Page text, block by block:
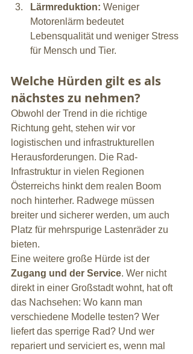
Lärmreduktion: Weniger
Motorenlärm bedeutet
Lebensqualität und weniger Stress
für Mensch und Tier.
Welche Hürden gilt es als
nächstes zu nehmen?
Obwohl der Trend in die richtige
Richtung geht, stehen wir vor
logistischen und infrastrukturellen
Herausforderungen. Die Rad-
Infrastruktur in vielen Regionen
Österreichs hinkt dem realen Boom
noch hinterher. Radwege müssen
breiter und sicherer werden, um auch
Platz für mehrspurige Lastenräder zu
bieten.
Eine weitere große Hürde ist der
Zugang und der Service. Wer nicht
direkt in einer Großstadt wohnt, hat oft
das Nachsehen: Wo kann man
verschiedene Modelle testen? Wer
liefert das sperrige Rad? Und wer
repariert und serviciert es, wenn mal